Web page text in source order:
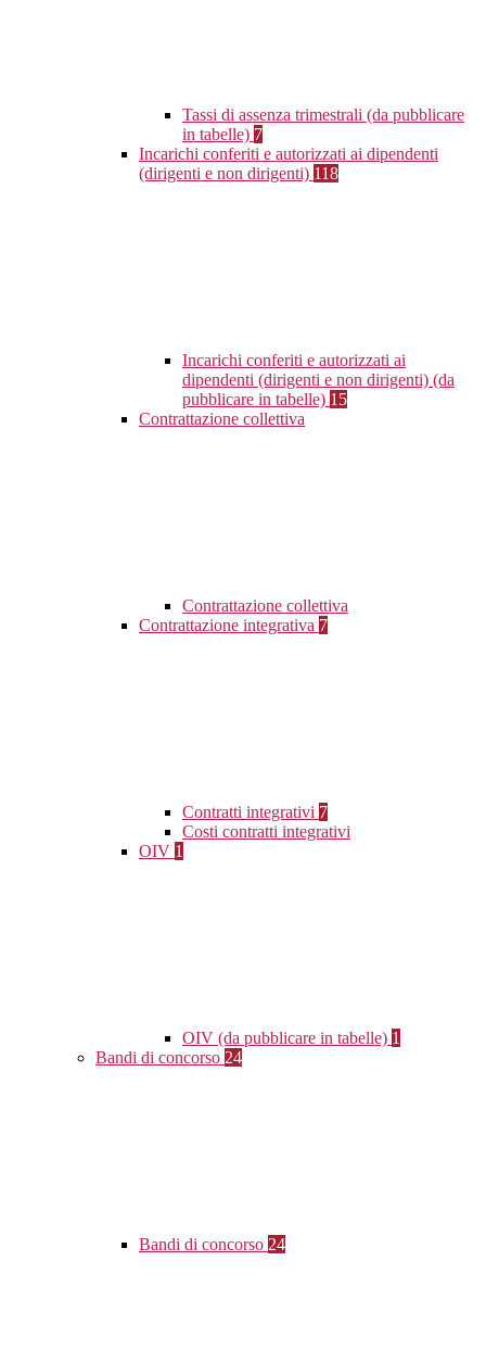
Tassi di assenza trimestrali (da pubblicare
in tabelle) 7
Incarichi conferiti e autorizzati ai dipendenti
(dirigenti e non dirigenti) 118
Incarichi conferiti e autorizzati ai
dipendenti (dirigenti e non dirigenti) (da
pubblicare in tabelle) 15
Contrattazione collettiva
Contrattazione collettiva
Contrattazione integrativa 7
Contratti integrativi 7
Costi contratti integrativi
OIV 1
OIV (da pubblicare in tabelle) 1
Bandi di concorso 24
Bandi di concorso 24